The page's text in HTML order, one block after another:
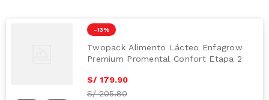
-13 %
Twopack Alimento Lácteo Enfagrow
Premium Promental Confort Etapa 2
S/ 179.90
S/205.80